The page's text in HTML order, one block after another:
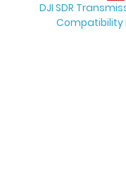
DJI SDR
Compatibility